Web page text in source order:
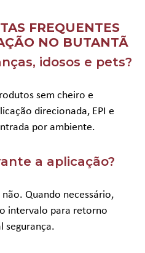
FREQUENTES
NO BUTANTÃ
idosos e pets?
sem cheiro e
direcionada, EPI e
por ambiente.
a aplicação?
Quando necessário,
intervalo para retorno
segurança.